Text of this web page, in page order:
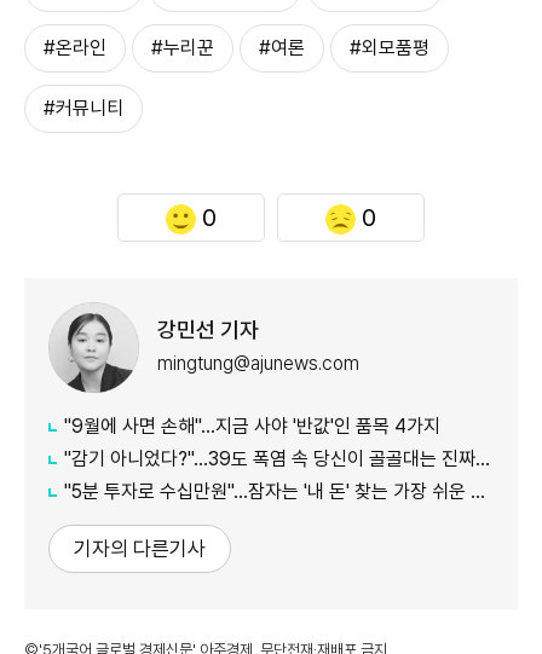
#온라인 #누리꾼 #여론 #외모품평
#커뮤니티
0 0
강민선 기자
mingtung@ajunews.com
"9월에 사면 손해"…지금 사야 '반값'인 품목 4가지
"감기 아니었다?"…39도 폭염 속 당신이 골골대는 진짜 이유
"5분 투자로 수십만원"…잠자는 '내 돈' 찾는 가장 쉬운 방법
기자의 다른기사
©'5개국어 글로벌 경제신문' 아주경제. 무단전재·재배포 금지